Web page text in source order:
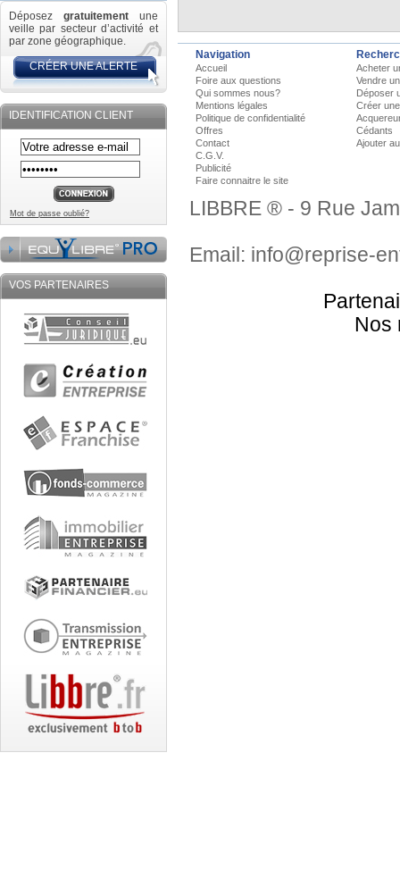
Déposez gratuitement une
veille par secteur d’activité et
par zone géographique.
CRÉER UNE ALERTE
IDENTIFICATION CLIENT
Mot de passe oublié?
VOS PARTENAIRES
Navigation
Accueil
Foire aux questions
Qui sommes nous?
Mentions légales
Politique de confidentialité
Offres
Contact
C.G.V.
Publicité
Faire connaitre le site
Acheter
Vendre
Déposer
Créer
Cédants
Ajouter
LIBBRE ® - 9 Rue
Email: info@reprise-
Nos